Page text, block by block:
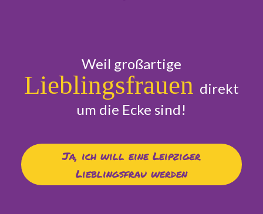
Weil großartige
Lieblingsfrauen direkt
um die Ecke sind!
Ja, ich will eine Leipziger
Lieblingsfrau werden